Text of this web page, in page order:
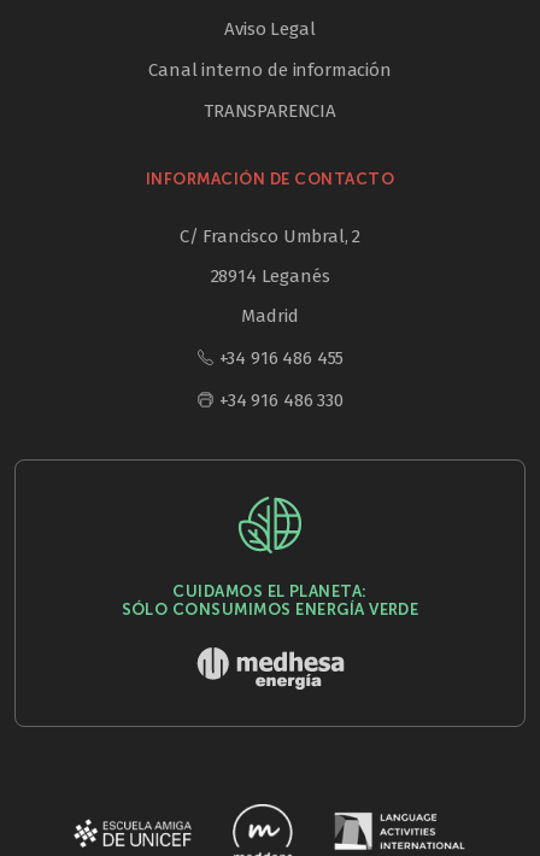
Aviso Legal
Canal interno de información
TRANSPARENCIA
INFORMACIÓN DE CONTACTO
C/ Francisco Umbral, 2
28914 Leganés
Madrid
+34 916 486 455
+34 916 486 330
CUIDAMOS EL PLANETA:
SÓLO CONSUMIMOS ENERGÍA VERDE